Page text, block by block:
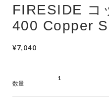
FIRESIDE コ
400 Copper
¥7,040
数量